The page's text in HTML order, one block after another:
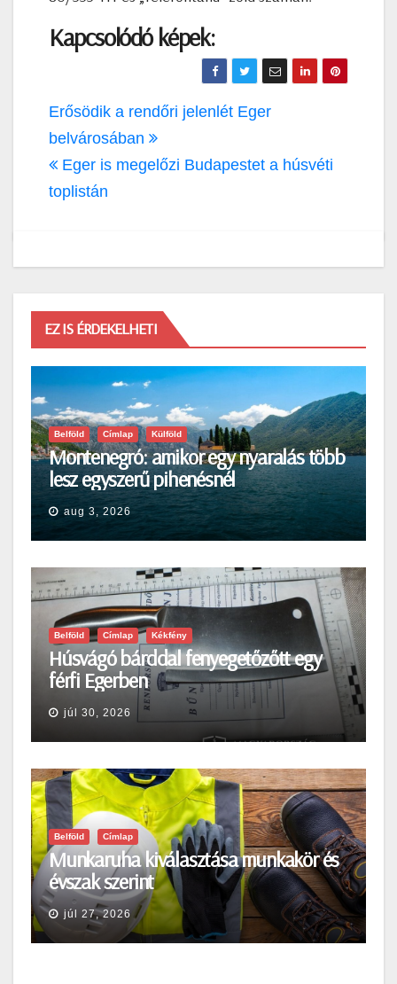
Kapcsolódó képek:
Bejegyzés
navigáció
Erősödik a rendőri jelenlét Eger
belvárosában
Eger is megelőzi Budapestet a húsvéti
toplistán
EZ IS ÉRDEKELHETI
Belföld Címlap Külföld
Montenegró: amikor egy nyaralás több
lesz egyszerű pihenésnél
aug 3, 2026
Belföld Címlap Kékfény
Húsvágó bárddal fenyegetőzőtt egy
férfi Egerben
júl 30, 2026
Belföld Címlap
Munkaruha kiválasztása munkakör és
évszak szerint
júl 27, 2026